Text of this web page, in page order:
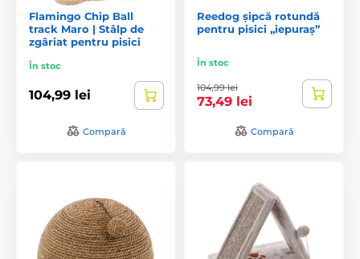
Flamingo Chip Ball
track Maro | Stâlp de
zgâriat pentru pisici
În stoc
104,99 lei
Compară
Reedog șipcă rotundă
pentru pisici „iepuraș”
În stoc
104,99 lei
73,49 lei
Compară